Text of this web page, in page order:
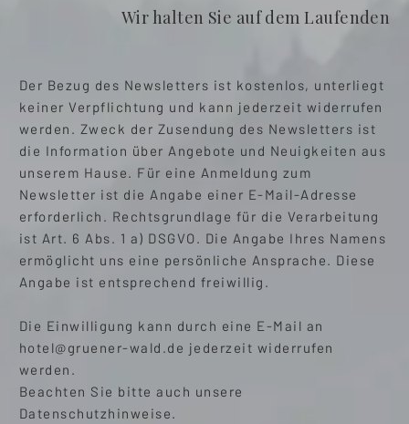
Wir halten Sie auf dem Laufenden
Der Bezug des Newsletters ist kostenlos, unterliegt
keiner Verpflichtung und kann jederzeit widerrufen
werden. Zweck der Zusendung des Newsletters ist
die Information über Angebote und Neuigkeiten aus
unserem Hause. Für eine Anmeldung zum
Newsletter ist die Angabe einer E-Mail-Adresse
erforderlich. Rechtsgrundlage für die Verarbeitung
ist Art. 6 Abs. 1 a) DSGVO. Die Angabe Ihres Namens
ermöglicht uns eine persönliche Ansprache. Diese
Angabe ist entsprechend freiwillig.
Die Einwilligung kann durch eine E-Mail an
hotel@gruener-wald.de jederzeit widerrufen
werden.
Beachten Sie bitte auch unsere
Datenschutzhinweise.